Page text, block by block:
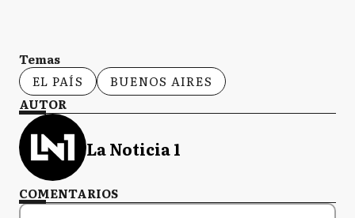
Temas
EL PAÍS
BUENOS AIRES
AUTOR
La Noticia 1
COMENTARIOS